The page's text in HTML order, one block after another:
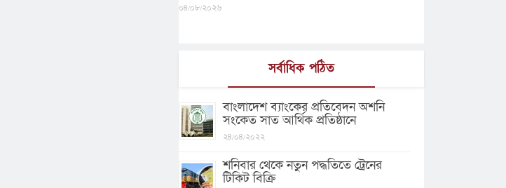
০৪/০৮/২০২৬
সর্বাধিক পঠিত
বাংলাদেশ ব্যাংকের প্রতিবেদন অশনি
সংকেত সাত আর্থিক প্রতিষ্ঠানে
২৪/০৪/২০২২
শনিবার থেকে নতুন পদ্ধতিতে ট্রেনের
টিকিট বিক্রি